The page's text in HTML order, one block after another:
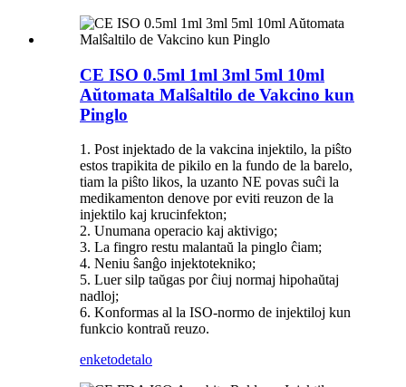
CE ISO 0.5ml 1ml 3ml 5ml 10ml
Aŭtomata Malŝaltilo de Vakcino kun
Pinglo
1. Post injektado de la vakcina injektilo, la piŝto
estos trapikita de pikilo en la fundo de la barelo,
tiam la piŝto likos, la uzanto NE povas suĉi la
medikamenton denove por eviti reuzon de la
injektilo kaj krucinfekton;
2. Unumana operacio kaj aktivigo;
3. La fingro restu malantaŭ la pinglo ĉiam;
4. Neniu ŝanĝo injektotekniko;
5. Luer silp taŭgas por ĉiuj normaj hipohaŭtaj
nadloj;
6. Konformas al la ISO-normo de injektiloj kun
funkcio kontraŭ reuzo.
enketodetalo